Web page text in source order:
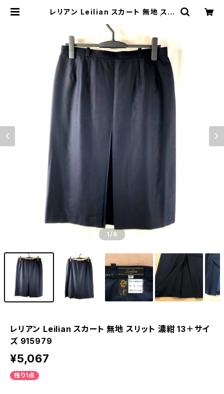
レリアン Leilian スカート 無地 スリ
hical Store
1/6
レリアン Leilian スカート 無地 スリット 濃紺 13＋サイ
ズ 915979
¥5,067
残り1点